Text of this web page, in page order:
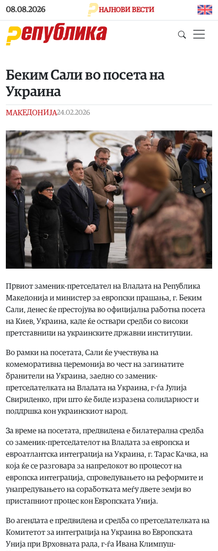
Skip to main content
08.08.2026 НАЈНОВИ ВЕСТИ
Беким Сали во посета на
Украина
МАКЕДОНИЈА24.02.2026
Првиот заменик-претседател на Владата на Република
Македонија и министер за европски прашања, г. Беким
Сали, денес ќе престојува во официјална работна посета
на Киев, Украина, каде ќе оствари средби со високи
претставници на украинските државни институции.
Во рамки на посетата, Сали ќе учествува на
комеморативна церемонија во чест на загинатите
бранители на Украина, заедно со заменик-
претседателката на Владата на Украина, г-ѓа Јулија
Свириденко, при што ќе биде изразена солидарност и
поддршка кон украинскиот народ.
За време на посетата, предвидена е билатерална средба
со заменик-претседателот на Владата за европска и
евроатлантска интеграција на Украина, г. Тарас Качка, на
која ќе се разговара за напредокот во процесот на
европска интеграција, спроведувањето на реформите и
унапредувањето на соработката меѓу двете земји во
пристапниот процес кон Европската Унија.
Во агендата е предвидена и средба со претседателката на
Комитетот за интеграција на Украина во Европската
Унија при Врховната рада, г-ѓа Ивана Климпуш-